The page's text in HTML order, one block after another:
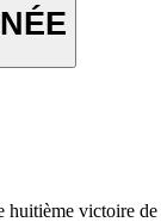
victoire